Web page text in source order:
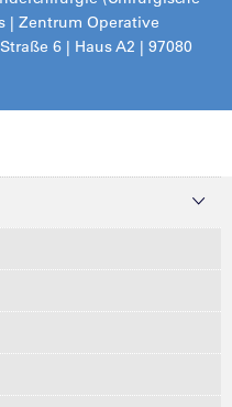
| Zentrum Operative
6 | Haus A2 | 97080